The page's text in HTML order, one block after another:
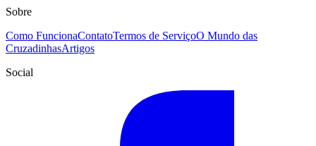
Sobre
Como FuncionaContatoTermos de ServiçoO Mundo das
CruzadinhasArtigos
Social